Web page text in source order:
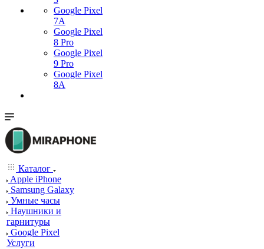
Google Pixel
7А
Google Pixel
8 Pro
Google Pixel
9 Pro
Google Pixel
8A
Каталог
Apple iPhone
Samsung Galaxy
Умные часы
Наушники и
гарнитуры
Google Pixel
Услуги